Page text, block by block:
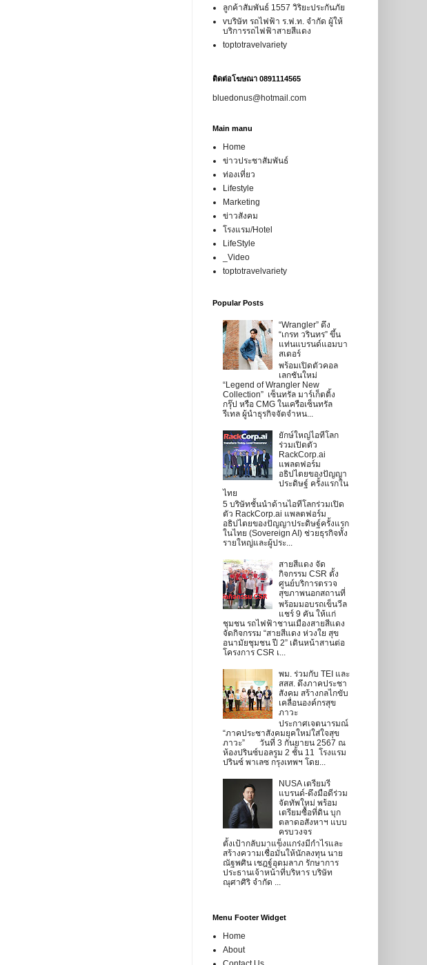
ลูกค้าสัมพันธ์ 1557 วิริยะประกันภัย
vบริษัท รถไฟฟ้า ร.ฟ.ท. จำกัด ผู้ให้
บริการรถไฟฟ้าสายสีแดง
toptotravelvariety
ติดต่อโฆษณา 0891114565
bluedonus@hotmail.com
Main manu
Home
ข่าวประชาสัมพันธ์
ท่องเที่ยว
Lifestyle
Marketing
ข่าวสังคม
โรงแรม/Hotel
LifeStyle
_Video
toptotravelvariety
Popular Posts
“Wrangler” ดึง
“เกรท วรินทร” ขึ้น
แท่นแบรนด์แอมบา
สเดอร์
พร้อมเปิดตัวคอล
เลกชันใหม่
“Legend of Wrangler New
Collection” เซ็นทรัล มาร์เก็ตติ้ง
กรุ๊ป หรือ CMG ในเครือเซ็นทรัล
รีเทล ผู้นำธุรกิจจัดจำหน...
ยักษ์ใหญ่ไอทีโลก
ร่วมเปิดตัว
RackCorp.ai
แพลตฟอร์ม
อธิปไตยของปัญญา
ประดิษฐ์ ครั้งแรกใน
ไทย
5 บริษัทชั้นนำด้านไอทีโลกร่วมเปิด
ตัว RackCorp.ai แพลตฟอร์ม
อธิปไตยของปัญญาประดิษฐ์ครั้งแรก
ในไทย (Sovereign AI) ช่วยธุรกิจทั้ง
รายใหญ่และผู้ประ...
สายสีแดง จัด
กิจกรรม CSR ตั้ง
ศูนย์บริการตรวจ
สุขภาพนอกสถานที่
พร้อมมอบรถเข็นวีล
แชร์ 9 คัน ให้แก่
ชุมชน รถไฟฟ้าชานเมืองสายสีแดง
จัดกิจกรรม “สายสีแดง ห่วงใย สุข
อนามัยชุมชน ปี 2” เดินหน้าสานต่อ
โครงการ CSR เ...
พม. ร่วมกับ TEI และ
สสส. ดึงภาคประชา
สังคม สร้างกลไกขับ
เคลื่อนองค์กรสุข
ภาวะ
ประกาศเจตนารมณ์
“ภาคประชาสังคมยุคใหม่ใส่ใจสุข
ภาวะ” วันที่ 3 กันยายน 2567 ณ
ห้องปรินซ์บอลรูม 2 ชั้น 11 โรงแรม
ปรินซ์ พาเลซ กรุงเทพฯ โดย...
NUSA เตรียมรี
แบรนด์-ดึงมือดีร่วม
จัดทัพใหม่ พร้อม
เตรียมซื้อที่ดิน บุก
ตลาดอสังหาฯ แบบ
ครบวงจร
ตั้งเป้ากลับมาแข็งแกร่งมีกำไรและ
สร้างความเชื่อมั่นให้นักลงทุน นาย
ณัฐพศิน เชฎฐ์อุดมลาภ รักษาการ
ประธานเจ้าหน้าที่บริหาร บริษัท
ณุศาศิริ จำกัด ...
Menu Footer Widget
Home
About